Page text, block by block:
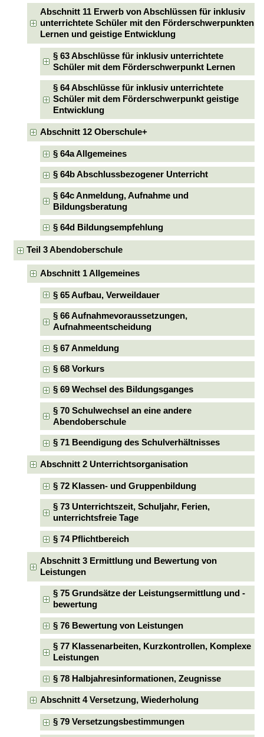
Abschnitt 11 Erwerb von Abschlüssen für inklusiv
unterrichtete Schüler mit den Förderschwerpunkten
Lernen und geistige Entwicklung
§ 63 Abschlüsse für inklusiv unterrichtete
Schüler mit dem Förderschwerpunkt Lernen
§ 64 Abschlüsse für inklusiv unterrichtete
Schüler mit dem Förderschwerpunkt geistige
Entwicklung
Abschnitt 12 Oberschule+
§ 64a Allgemeines
§ 64b Abschlussbezogener Unterricht
§ 64c Anmeldung, Aufnahme und
Bildungsberatung
§ 64d Bildungsempfehlung
Teil 3 Abendoberschule
Abschnitt 1 Allgemeines
§ 65 Aufbau, Verweildauer
§ 66 Aufnahmevoraussetzungen,
Aufnahmeentscheidung
§ 67 Anmeldung
§ 68 Vorkurs
§ 69 Wechsel des Bildungsganges
§ 70 Schulwechsel an eine andere
Abendoberschule
§ 71 Beendigung des Schulverhältnisses
Abschnitt 2 Unterrichtsorganisation
§ 72 Klassen- und Gruppenbildung
§ 73 Unterrichtszeit, Schuljahr, Ferien,
unterrichtsfreie Tage
§ 74 Pflichtbereich
Abschnitt 3 Ermittlung und Bewertung von
Leistungen
§ 75 Grundsätze der Leistungsermittlung und -
bewertung
§ 76 Bewertung von Leistungen
§ 77 Klassenarbeiten, Kurzkontrollen, Komplexe
Leistungen
§ 78 Halbjahresinformationen, Zeugnisse
Abschnitt 4 Versetzung, Wiederholung
§ 79 Versetzungsbestimmungen